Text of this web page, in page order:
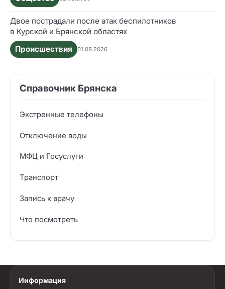
Двое пострадали после атак беспилотников
в Курской и Брянской областях
Происшествия
01.08.2026
Справочник Брянска
Экстренные телефоны
Отключение воды
МФЦ и Госуслуги
Транспорт
Запись к врачу
Что посмотреть
Информация